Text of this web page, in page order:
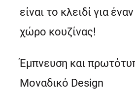
είναι το κλειδί για
χώρο κουζίνας!
Έμπνευση και
Μοναδικό Design